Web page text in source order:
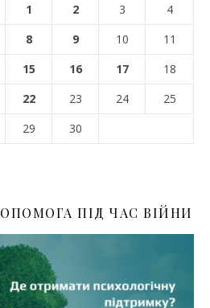
1
2 3
4
8 9 10
11
15 16 17
18
22 23 24
25
29 30
ПІД ЧАС ВІЙНИ